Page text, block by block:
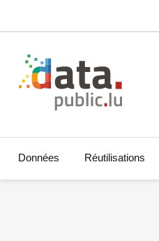
Données Réutilisations